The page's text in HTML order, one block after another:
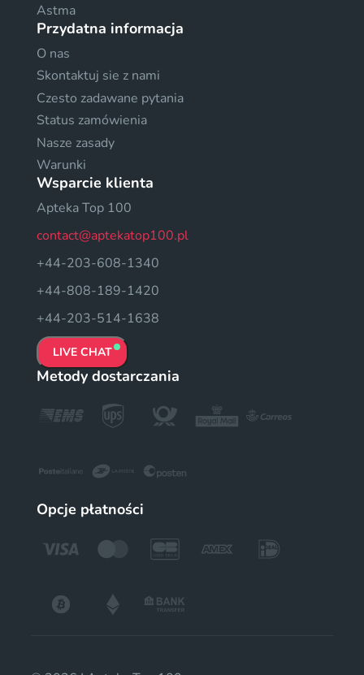
Astma
Przydatna informacja
O nas
Skontaktuj sie z nami
Czesto zadawane pytania
Status zamówienia
Nasze zasady
Warunki
Wsparcie klienta
Apteka Top 100
contact@aptekatop100.pl
+44-203-608-1340
+44-808-189-1420
+44-203-514-1638
LIVE CHAT
Metody dostarczania
Opcje płatności